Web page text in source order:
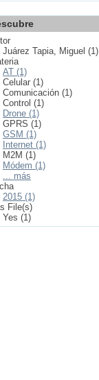
Juárez Tapia, Miguel (1)
AT (1)
Celular (1)
Comunicación (1)
Control (1)
Drone (1)
GPRS (1)
GSM (1)
Internet (1)
M2M (1)
Módem (1)
... más
2015 (1)
File(s)
Yes (1)